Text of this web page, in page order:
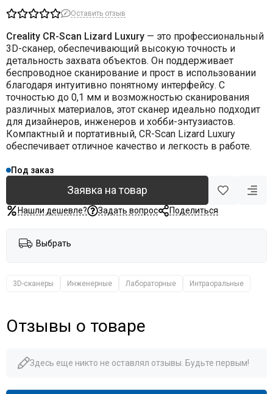
Оставить отзыв
Creality CR-Scan Lizard Luxury — это профессиональный
3D-сканер, обеспечивающий высокую точность и
детальность захвата объектов. Он поддерживает
беспроводное сканирование и прост в использовании
благодаря интуитивно понятному интерфейсу. С
точностью до 0,1 мм и возможностью сканирования
различных материалов, этот сканер идеально подходит
для дизайнеров, инженеров и хобби-энтузиастов.
Компактный и портативный, CR-Scan Lizard Luxury
обеспечивает отличное качество и легкость в работе.
Под заказ
Заявка на товар
Нашли дешевле? Задать вопрос Поделиться
Выбрать
3D-сканеры Инженерные Лабораторные Интраоральные
Отзывы о товаре
Здесь еще никто не оставлял отзывы. Будьте первым!